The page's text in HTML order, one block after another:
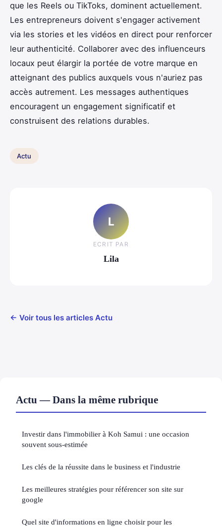
que les Reels ou TikToks, dominent actuellement.
Les entrepreneurs doivent s'engager activement
via les stories et les vidéos en direct pour renforcer
leur authenticité. Collaborer avec des influenceurs
locaux peut élargir la portée de votre marque en
atteignant des publics auxquels vous n'auriez pas
accès autrement. Les messages authentiques
encouragent un engagement significatif et
construisent des relations durables.
Actu
L
ECRIT PAR
Lila
← Voir tous les articles Actu
Actu — Dans la même rubrique
Investir dans l'immobilier à Koh Samui : une occasion
souvent sous-estimée
Les clés de la réussite dans le business et l'industrie
Les meilleures stratégies pour référencer son site sur
google
Quel site d'informations en ligne choisir pour les